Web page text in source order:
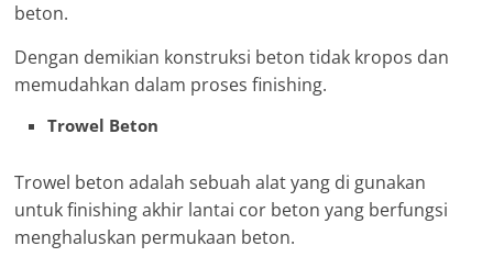
beton.
Dengan demikian konstruksi beton tidak kropos dan
memudahkan dalam proses finishing.
Trowel Beton
Trowel beton adalah sebuah alat yang di gunakan
untuk finishing akhir lantai cor beton yang berfungsi
menghaluskan permukaan beton.